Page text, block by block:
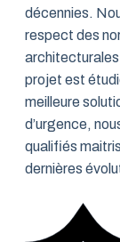
décennies.
respect des
projet est
meilleure
d’urgence,
qualifiés
dernières